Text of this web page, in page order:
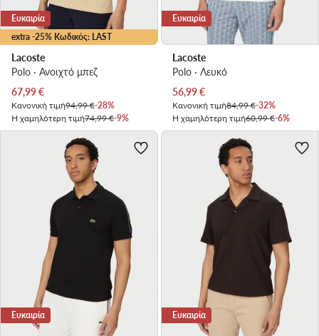
extra -25% Κωδικός: LAST
Ευκαιρία
Lacoste
Polo · Ανοιχτό μπεζ
Τρέχουσα τιμή
67,99€
Κανονική τιμή94,99 €-28%
Η χαμηλότερη τιμή74,99 €-9%
Ευκαιρία
Lacoste
Polo · Λευκό
Τρέχουσα τιμή
56,99€
Κανονική τιμή84,99 €-32%
Η χαμηλότερη τιμή60,99 €-6%
Ευκαιρία Ευκαιρία